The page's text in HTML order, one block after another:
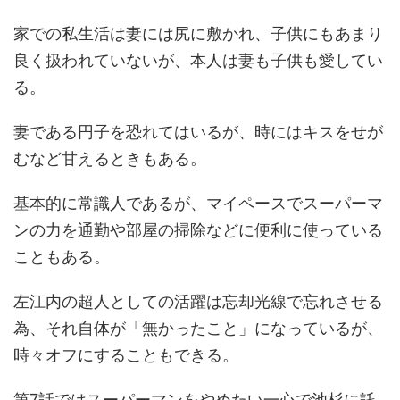
家での私生活は妻には尻に敷かれ、子供にもあまり
良く扱われていないが、本人は妻も子供も愛してい
る。
妻である円子を恐れてはいるが、時にはキスをせが
むなど甘えるときもある。
基本的に常識人であるが、マイペースでスーパーマ
ンの力を通勤や部屋の掃除などに便利に使っている
こともある。
左江内の超人としての活躍は忘却光線で忘れさせる
為、それ自体が「無かったこと」になっているが、
時々オフにすることもできる。